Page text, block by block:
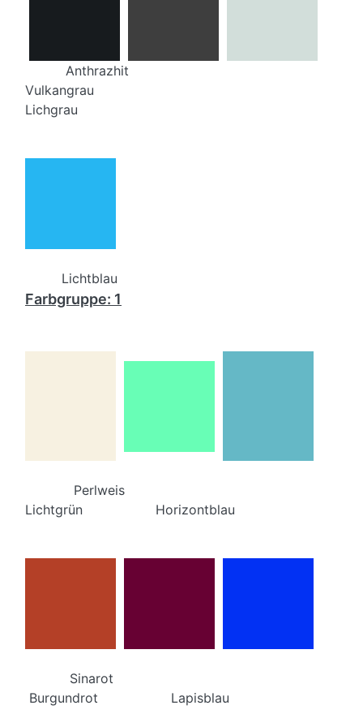
Anthrazhit
Vulkangrau
Lichgrau
Lichtblau
Farbgruppe: 1
Perlweis
Lichtgrün Horizontblau
Sinarot
Burgundrot Lapisblau